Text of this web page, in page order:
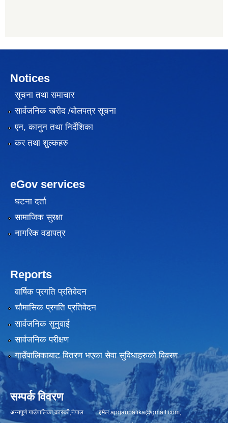
Notices
सूचना तथा समाचार
सार्वजनिक खरीद /बोलपत्र सूचना
एन, कानुन तथा निर्देशिका
कर तथा शुल्कहरु
eGov services
घटना दर्ता
सामाजिक सुरक्षा
नागरिक वडापत्र
Reports
वार्षिक प्रगति प्रतिवेदन
चौमासिक प्रगति प्रतिवेदन
सार्वजनिक सुनुवाई
सार्वजनिक परीक्षण
गाउँपालिकाबाट वितरण भएका सेवा सुविधाहरुको विवरण
सम्पर्क विवरण
अन्नपूर्ण गाउँपालिका,कास्की,नेपाल इमेल:apgaupalika@gmail.com,